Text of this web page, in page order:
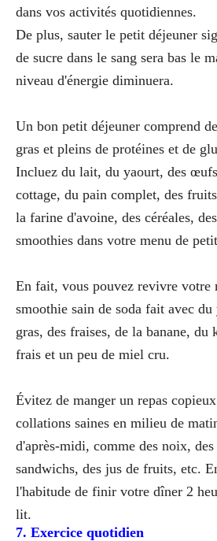
dans vos activités quotidiennes.
De plus, sauter le petit déjeuner
de sucre dans le sang sera bas le
niveau d'énergie diminuera.
Un bon petit déjeuner comprend
gras et pleins de protéines et de
Incluez du lait, du yaourt, des
cottage, du pain complet, des
la farine d'avoine, des céréales,
smoothies dans votre menu de
En fait, vous pouvez revivre votre
smoothie sain de soda fait avec
gras, des fraises, de la banane,
frais et un peu de miel cru.
Évitez de manger un repas
collations saines en milieu de
d'après-midi, comme des noix,
sandwichs, des jus de fruits, etc.
l'habitude de finir votre dîner 2
lit.
7. Exercice quotidien